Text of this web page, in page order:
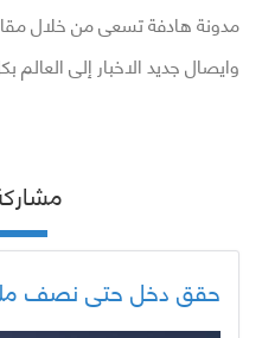
مدونة هادفة تسعى من خلال
وايصال جديد الاخبار إلى العالم
حقق دخل حتى نصف